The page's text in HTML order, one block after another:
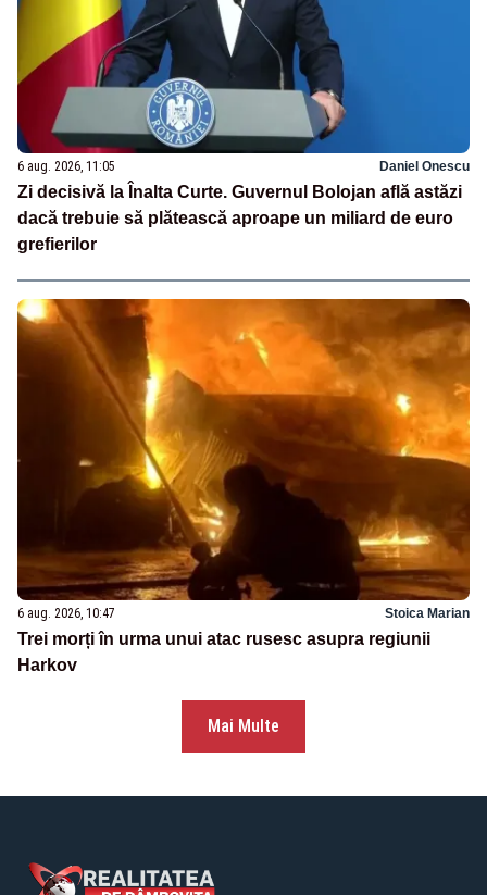
6 aug. 2026, 11:05 Daniel Onescu
Zi decisivă la Înalta Curte. Guvernul Bolojan află astăzi
dacă trebuie să plătească aproape un miliard de euro
grefierilor
6 aug. 2026, 10:47 Stoica Marian
Trei morți în urma unui atac rusesc asupra regiunii
Harkov
Mai Multe